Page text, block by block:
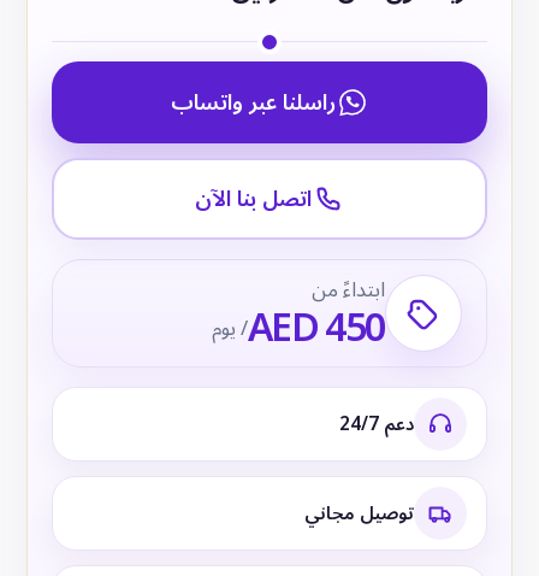
راسلنا عبر واتساب
اتصل بنا الآن
ابتداءً من
AED 450/ يوم
دعم 24/7
توصيل مجاني